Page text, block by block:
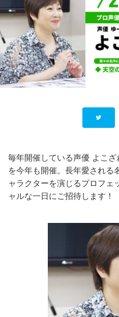
毎年開催している声優 よこ
を今年も開催。長年愛される
ャラクターを演じるプロフェ
ャルな一日にご招待します！